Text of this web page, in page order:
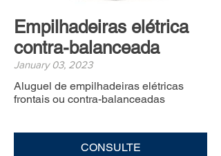
Empilhadeiras elétrica
contra-balanceada
January 03, 2023
Aluguel de empilhadeiras elétricas
frontais ou contra-balanceadas
CONSULTE